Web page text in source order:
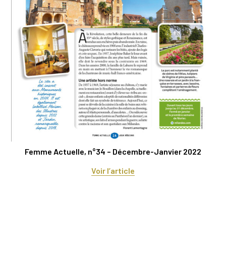
Femme Actuelle, n°34 – Décembre-Janvier 2022
Voir l’article